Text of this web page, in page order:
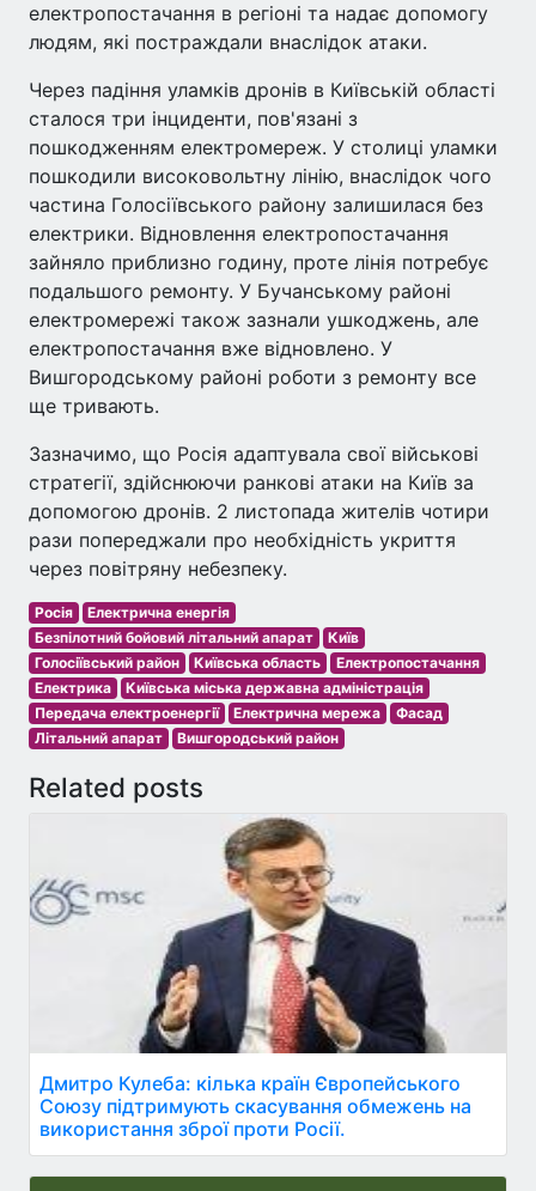
електропостачання в регіоні та надає допомогу
людям, які постраждали внаслідок атаки.
Через падіння уламків дронів в Київській області
сталося три інциденти, пов'язані з
пошкодженням електромереж. У столиці уламки
пошкодили високовольтну лінію, внаслідок чого
частина Голосіївського району залишилася без
електрики. Відновлення електропостачання
зайняло приблизно годину, проте лінія потребує
подальшого ремонту. У Бучанському районі
електромережі також зазнали ушкоджень, але
електропостачання вже відновлено. У
Вишгородському районі роботи з ремонту все
ще тривають.
Зазначимо, що Росія адаптувала свої військові
стратегії, здійснюючи ранкові атаки на Київ за
допомогою дронів. 2 листопада жителів чотири
рази попереджали про необхідність укриття
через повітряну небезпеку.
Росія
Електрична енергія
Безпілотний бойовий літальний апарат
Київ
Голосіївський район
Київська область
Електропостачання
Електрика
Київська міська державна адміністрація
Передача електроенергії
Електрична мережа
Фасад
Літальний апарат
Вишгородський район
Related posts
Дмитро Кулеба: кілька країн Європейського
Союзу підтримують скасування обмежень на
використання зброї проти Росії.